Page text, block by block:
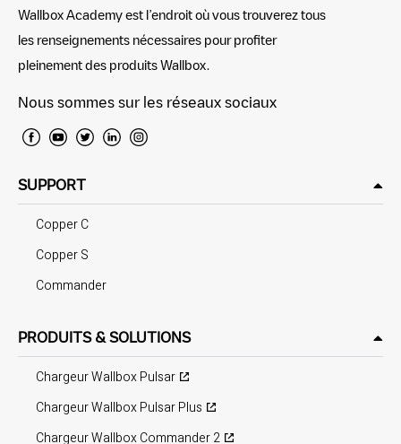
Wallbox Academy est l’endroit où vous trouverez tous
les renseignements nécessaires pour profiter
pleinement des produits Wallbox.
Nous sommes sur les réseaux sociaux
SUPPORT
Copper C
Copper S
Commander
PRODUITS & SOLUTIONS
Chargeur Wallbox Pulsar
Chargeur Wallbox Pulsar Plus
Chargeur Wallbox Commander 2